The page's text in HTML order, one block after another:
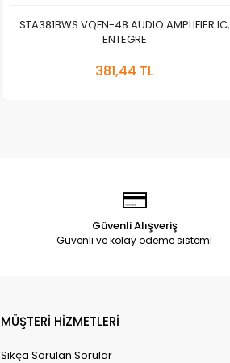
STA381BWS VQFN-48 AUDIO AMPLIFIER IC,
ENTEGRE
381,44 TL
Güvenli Alışveriş
Güvenli ve kolay ödeme sistemi
MÜŞTERİ HİZMETLERİ
Sıkça Sorulan Sorular